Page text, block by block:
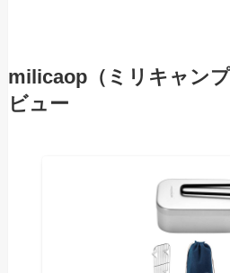
milicaop（ミリキャン
ビュー